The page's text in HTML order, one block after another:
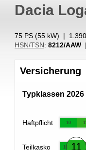
Dacia
75 PS (55 kW) | 1.390
HSN/TSN: 8212/AAW
Versicherung
Typklassen 2026
Haftpflicht 10 11
Teilkasko 10 11